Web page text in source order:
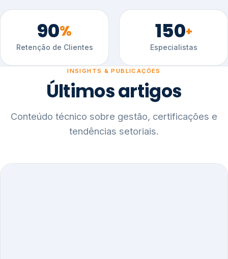
90%
Retenção de Clientes
150+
Especialistas
INSIGHTS & PUBLICAÇÕES
Últimos artigos
Conteúdo técnico sobre gestão, certificações e
tendências setoriais.